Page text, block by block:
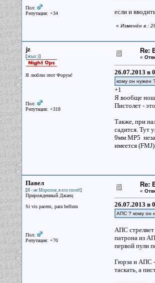
Пол:
Репутация: +34
если и
« Изменён в :
jz
[жыз:)]
Я люблю этот Форум!
Пол:
Репутация: +318
Re:
«
26.07.2013 в
кому он нужен
+1
Я вообще
Пистолет -
Также, при
садится. Тут
9мм МР5
имеется
Павел
[Я - не Морозов, я его сосед]
Прирожденный Джаец
Si vis pacem, para bellum
Пол:
Репутация: +70
Re:
«
26.07.2013 в
АПС ? кому он
АПС
патрона из
первой пули
Гюрза и АПС -
таскать, а